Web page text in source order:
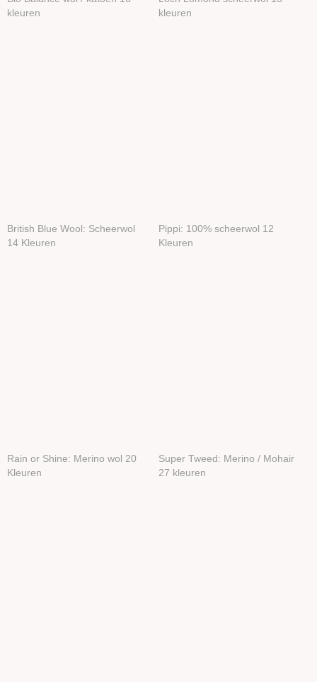
kleuren
kleuren
British Blue Wool: Scheerwol
14 Kleuren
Pippi: 100% scheerwol 12
Kleuren
Rain or Shine: Merino wol 20
Kleuren
Super Tweed: Merino / Mohair
27 kleuren